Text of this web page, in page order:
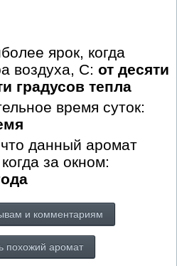
ярок, когда
воздуха, С: от десяти
градусов тепла
время суток:
данный аромат
за окном:
и комментариям
похожий аромат